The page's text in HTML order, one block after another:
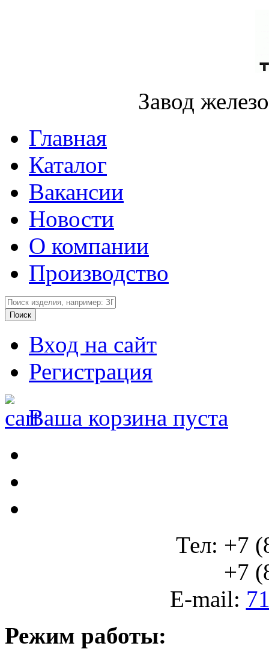
Завод
Главная
Каталог
Вакансии
Новости
О компании
Производство
Вход на сайт
Регистрация
Ваша корзина пуста
Тел: +7
+7
E-mail:
Режим работы: